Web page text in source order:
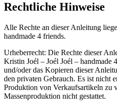
Rechtliche Hinweise
Alle Rechte an dieser Anleitung
handmade 4 friends.
Urheberrecht: Die Rechte dieser
Kristin Joél – Joél Joél – handmade
und/oder das Kopieren dieser
den privaten Gebrauch. Es ist nicht
Produktion von Verkaufsartikeln zu
Massenproduktion nicht gestattet.